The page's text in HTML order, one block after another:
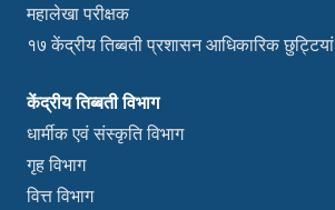
महालेखा परीक्षक
१७ केंद्रीय तिब्बती प्रशासन आधिकारिक छुट्टियां
केंद्रीय तिब्बती विभाग
धार्मीक एवं संस्कृति विभाग
गृह विभाग
वित्त विभाग